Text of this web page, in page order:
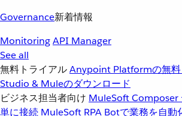
Governance新着情報
MonitoringAPI Manager
See all
無料トライアルAnypoint Platformの無料
Studio & Muleのダウンロード
ビジネス担当者向け MuleSoft Composer
単に接続 MuleSoft RPA Botで業務を自動